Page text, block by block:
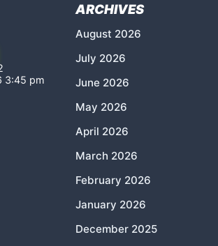
3:45 pm
ARCHIVES
August 2026
July 2026
June 2026
May 2026
April 2026
March 2026
February 2026
January 2026
December 2025